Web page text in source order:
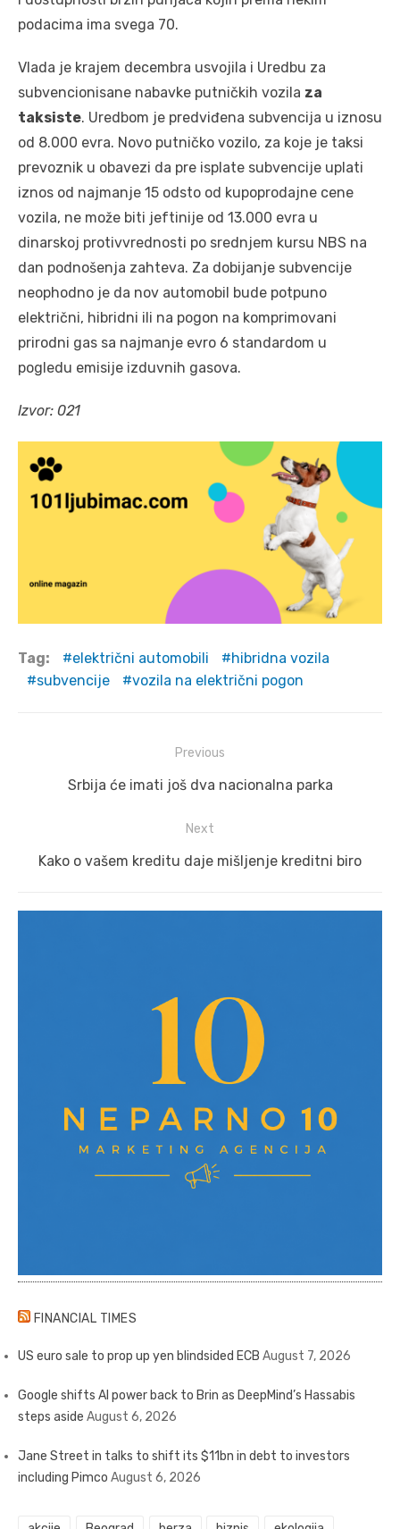
podacima ima svega 70.
Vlada je krajem decembra usvojila i Uredbu za
subvencionisane nabavke putničkih vozila za
taksiste. Uredbom je predviđena subvencija u iznosu
od 8.000 evra. Novo putničko vozilo, za koje je taksi
prevoznik u obavezi da pre isplate subvencije uplati
iznos od najmanje 15 odsto od kupoprodajne cene
vozila, ne može biti jeftinije od 13.000 evra u
dinarskoj protivvrednosti po srednjem kursu NBS na
dan podnošenja zahteva. Za dobijanje subvencije
neophodno je da nov automobil bude potpuno
električni, hibridni ili na pogon na komprimovani
prirodni gas sa najmanje evro 6 standardom u
pogledu emisije izduvnih gasova.
Izvor: 021
Tag: električni automobili
hibridna vozila
subvencije
vozila na električni pogon
navigation
Previous
Previous
Srbija će imati još dva nacionalna parka
Next
Next
Kako o vašem kreditu daje mišljenje kreditni biro
FINANCIAL TIMES
US euro sale to prop up yen blindsided ECB August 7, 2026
Google shifts AI power back to Brin as DeepMind’s Hassabis
steps aside August 6, 2026
Jane Street in talks to shift its $11bn in debt to investors
including Pimco August 6, 2026